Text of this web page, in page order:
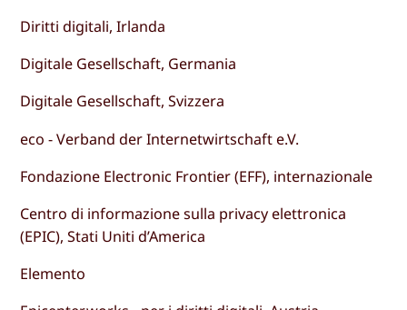
Diritti digitali, Irlanda
Digitale Gesellschaft, Germania
Digitale Gesellschaft, Svizzera
eco - Verband der Internetwirtschaft e.V.
Fondazione Electronic Frontier (EFF), internazionale
Centro di informazione sulla privacy elettronica
(EPIC), Stati Uniti d’America
Elemento